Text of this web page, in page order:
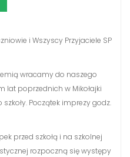
i Wszyscy Przyjaciele SP
wracamy do naszego
lat poprzednich w Mikołajki
Początek imprezy godz.
przed szkołą i na szkolnej
rozpoczną się występy